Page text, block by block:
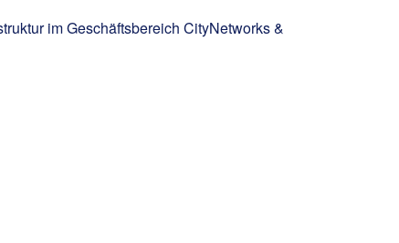
im Geschäftsbereich CityNetworks &